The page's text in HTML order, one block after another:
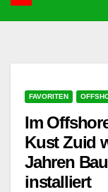
FAVORITEN
Im
Kust Zuid
Jahren
installiert